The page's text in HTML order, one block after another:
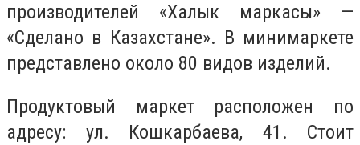
производителей «Халык маркасы» —
«Сделано в Казахстане». В минимаркете
представлено около 80 видов изделий.
Продуктовый маркет расположен по
адресу: ул. Кошкарбаева, 41. Стоит